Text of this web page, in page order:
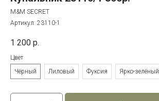
M&M SECRET
Артикул: 23110-1
1 200 р.
Цвет
Чёрный
Лиловый Фуксия Ярко-зелёный